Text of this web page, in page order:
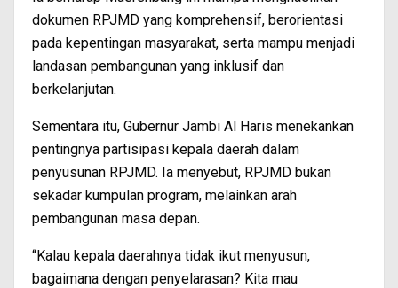
dokumen RPJMD yang komprehensif, berorientasi
pada kepentingan masyarakat, serta mampu menjadi
landasan pembangunan yang inklusif dan
berkelanjutan.
Sementara itu, Gubernur Jambi Al Haris menekankan
pentingnya partisipasi kepala daerah dalam
penyusunan RPJMD. Ia menyebut, RPJMD bukan
sekadar kumpulan program, melainkan arah
pembangunan masa depan.
“Kalau kepala daerahnya tidak ikut menyusun,
bagaimana dengan penyelarasan? Kita mau